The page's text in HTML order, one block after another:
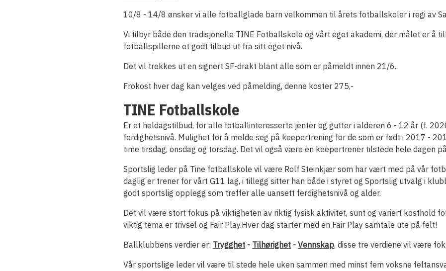
10/8 - 14/8 ønsker vi alle fotballglade barn velkommen til årets fotballskoler i regi av
Vi tilbyr både den tradisjonelle TINE Fotballskole og vårt eget akademi, der målet er å
fotballspillerne et godt tilbud ut fra sitt eget nivå.
Det vil trekkes ut en signert SF-drakt blant alle som er påmeldt innen 21/6.
Frokost hver dag kan velges ved påmelding, denne koster 275,-
TINE Fotballskole
Er et heldagstilbud, for alle fotballinteresserte jenter og gutter i alderen 6 - 12 år (f.
ferdighetsnivå. Mulighet for å melde seg på keepertrening for de som er født i 2017 -
time tirsdag, onsdag og torsdag. Det vil også være en keepertrener tilstede hele dagen
Sportslig leder på Tine fotballskole vil være Rolf Steinkjær som har vært med på vår
daglig er trener for vårt G11 lag, i tillegg sitter han både i styret og Sportslig utvalg i
godt sportslig opplegg som treffer alle uansett ferdighetsnivå og alder.
Det vil være stort fokus på viktigheten av riktig fysisk aktivitet, sunt og variert kosthold
viktig tema er trivsel og Fair Play.Hver dag starter med en Fair Play samtale ute på felt!
Ballklubbens verdier er: Trygghet - Tilhørighet - Vennskap, disse tre verdiene vil være
Vår sportslige leder vil være til stede hele uken sammen med minst fem voksne